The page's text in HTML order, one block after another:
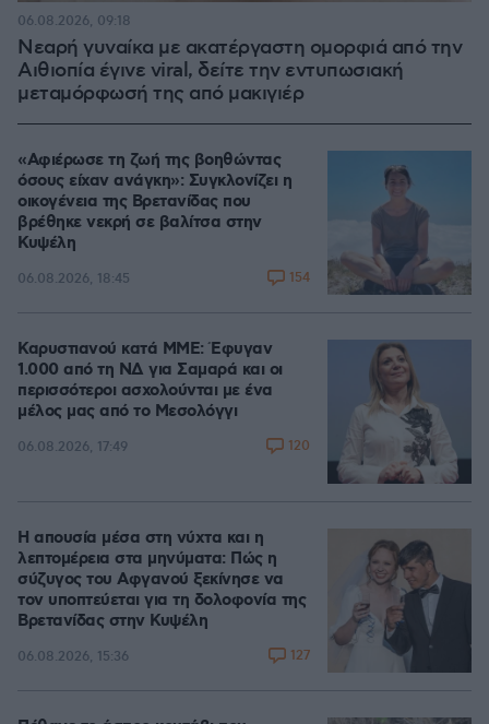
Νεαρή γυναίκα με ακατέργαστη ομορφιά από την
Αιθιοπία έγινε viral, δείτε την εντυπωσιακή
μεταμόρφωσή της από μακιγιέρ
06.08.2026, 09:18
«Αφιέρωσε τη ζωή της βοηθώντας
όσους είχαν ανάγκη»: Συγκλονίζει η
οικογένεια της Βρετανίδας που
βρέθηκε νεκρή σε βαλίτσα στην
Κυψέλη
06.08.2026, 18:45 154
Καρυστιανού κατά ΜΜΕ: Έφυγαν
1.000 από τη ΝΔ για Σαμαρά και οι
περισσότεροι ασχολούνται με ένα
μέλος μας από το Μεσολόγγι
06.08.2026, 17:49 120
Η απουσία μέσα στη νύχτα και η
λεπτομέρεια στα μηνύματα: Πώς η
σύζυγος του Αφγανού ξεκίνησε να
τον υποπτεύεται για τη δολοφονία της
Βρετανίδας στην Κυψέλη
06.08.2026, 15:36 127